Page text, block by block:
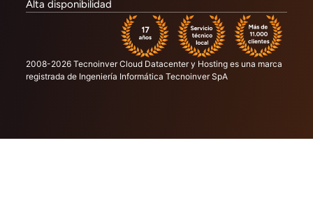
Alta disponibilidad
2008-2026 Tecnoinver Cloud Datacenter y Hosting es una marca
registrada de Ingeniería Informática Tecnoinver SpA